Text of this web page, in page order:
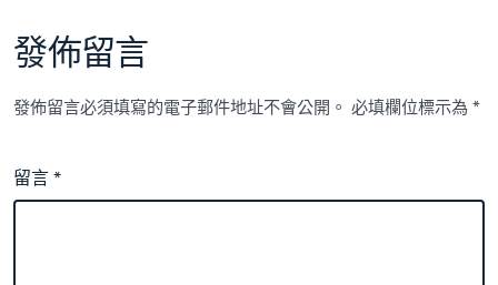
發佈留言
發佈留言必須填寫的電子郵件地址不會公開。 必填欄位標示為*
留言*